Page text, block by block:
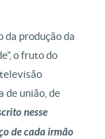
da produção da
o fruto do
de união, de
nesse
de cada irmão